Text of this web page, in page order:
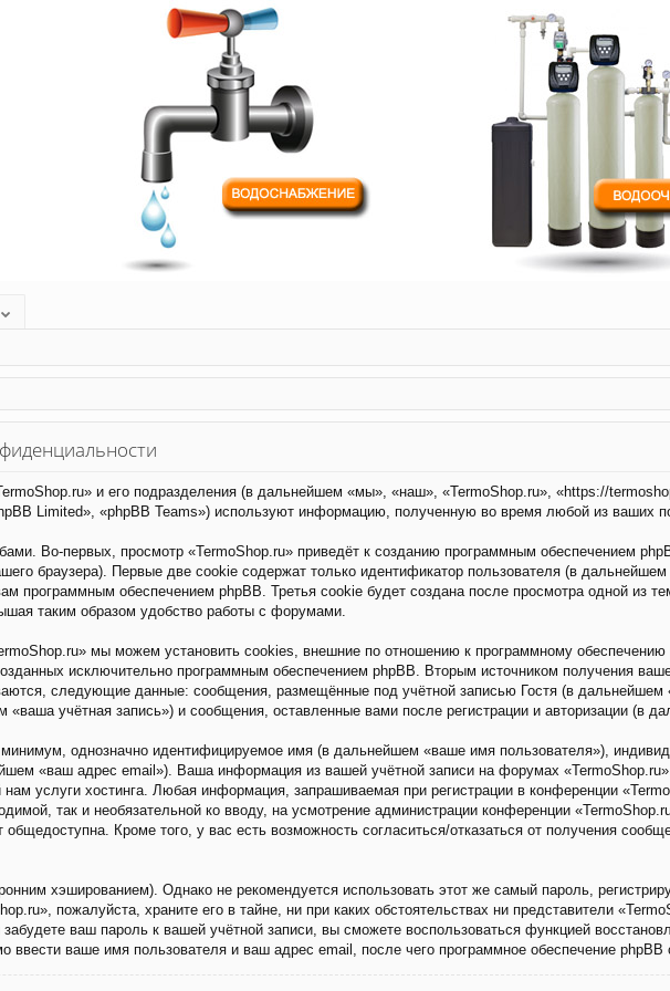
и его подразделения (в дальнейшем «мы», «наш», «TermoShop.ru», «https://
Limited», «phpBB Teams») используют информацию, полученную во время любой из ваших
Во-первых, просмотр «TermoShop.ru» приведёт к созданию программным обеспечением
браузера). Первые две cookie содержат только идентификатор пользователя (в
программным обеспечением phpBB. Третья cookie будет создана после просмотра одной из
таким образом удобство работы с форумами.
мы можем установить cookies, внешние по отношению к программному
исключительно программным обеспечением phpBB. Вторым источником получения
следующие данные: сообщения, размещённые под учётной записью Гостя (в дальнейшем
учётная запись») и сообщения, оставленные вами после регистрации и авторизации (в
однозначно идентифицируемое имя (в дальнейшем «ваше имя пользователя»),
«ваш адрес email»). Ваша информация из вашей учётной записи на форумах
услуги хостинга. Любая информация, запрашиваемая при регистрации в конференции
так и необязательной ко вводу, на усмотрение администрации конференции
Кроме того, у вас есть возможность согласиться/отказаться от получения
хэшированием). Однако не рекомендуется использовать этот же самый пароль,
пожалуйста, храните его в тайне, ни при каких обстоятельствах ни представители
ваш пароль к вашей учётной записи, вы сможете воспользоваться функцией
ввести ваше имя пользователя и ваш адрес email, после чего программное обеспечение phpBB